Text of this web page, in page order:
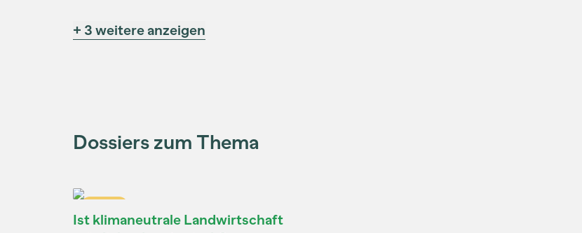
+ 3 weitere anzeigen
Dossiers zum Thema
Ist klimaneutrale Landwirtschaft